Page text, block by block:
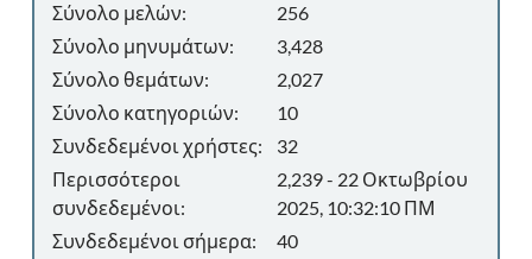
Σύνολο μελών:
256
Σύνολο μηνυμάτων:
3,428
Σύνολο θεμάτων:
2,027
Σύνολο κατηγοριών:
10
Συνδεδεμένοι χρήστες:
32
Περισσότεροι
συνδεδεμένοι:
2,239 - 22 Οκτωβρίου
2025, 10:32:10 ΠΜ
Συνδεδεμένοι σήμερα:
40